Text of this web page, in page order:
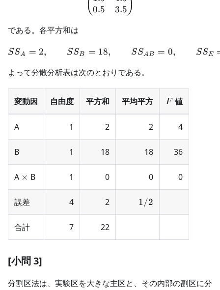
0.5
3.5
である。各平方和は
SS_A=2,\qquad
SSA = 2, SSB = 18, SSAB = 0, SSE
よって分散分析表は次のとおりである。
変動因 自由度 平方和 平均平方 F
F 値
A 1 2 2 4
B 1 18 18 36
A \times
× B 1 0 0 0
誤差 4 2 1/2
1/2
合計 7 22
[小問 3]
分割区法は、実験区を大きな主区と、その内部の副区に分